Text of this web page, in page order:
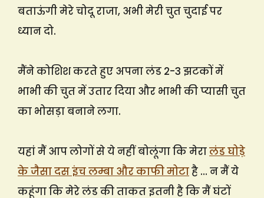
बताऊंगी मेरे चोदू राजा, अभी मेरी चुत चुदाई पर
ध्यान दो.
मैंने कोशिश करते हुए अपना लंड 2-3 झटकों में
भाभी की चुत में उतार दिया और भाभी की प्यासी चुत
का भोसड़ा बनाने लगा.
यहां मैं आप लोगों से ये नहीं बोलूंगा कि मेरालंड घोड़े
के जैसा दस इंच लम्बा और काफी मोटाहै … न मैं ये
कहूंगा कि मेरे लंड की ताकत इतनी है कि मैं घंटों